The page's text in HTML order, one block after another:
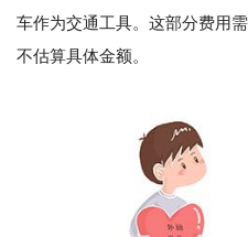
车作为交通工具。这部分费用
不估算具体金额。